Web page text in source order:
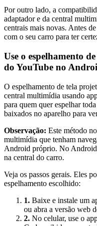
Por outro lado, a
adaptador e da central
centrais mais novas. Antes
com o seu carro para ter
Use o espelhamento
do YouTube no
O espelhamento de tela
central multimídia usando
para quem quer espelhar
baixados no aparelho para
Observação: Este método
multimídia que tenham
Android próprio. No
na central do carro.
Veja os passos gerais. Eles
espelhamento escolhido:
1. Baixe e instale um
ou abra a versão web
2. No celular, use o